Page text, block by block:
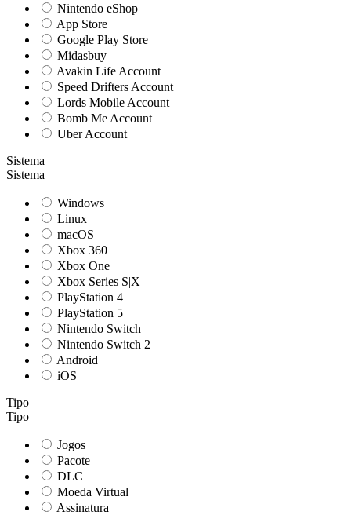
Nintendo eShop
App Store
Google Play Store
Midasbuy
Avakin Life Account
Speed Drifters Account
Lords Mobile Account
Bomb Me Account
Uber Account
Sistema
Sistema
Windows
Linux
macOS
Xbox 360
Xbox One
Xbox Series S|X
PlayStation 4
PlayStation 5
Nintendo Switch
Nintendo Switch 2
Android
iOS
Tipo
Tipo
Jogos
Pacote
DLC
Moeda Virtual
Assinatura